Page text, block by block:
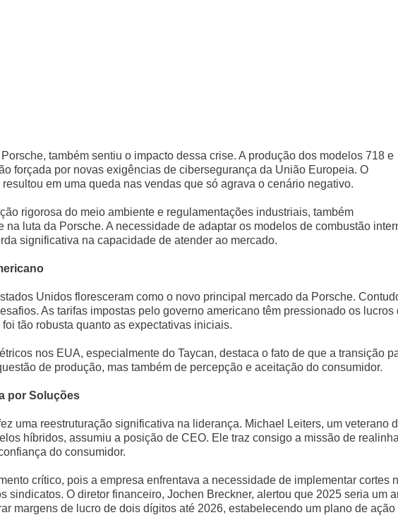
também sentiu o impacto dessa crise. A produção dos modelos 718 e
forçada por novas exigências de cibersegurança da União Europeia. O
em uma queda nas vendas que só agrava o cenário negativo.
rigorosa do meio ambiente e regulamentações industriais, também
na luta da Porsche. A necessidade de adaptar os modelos de combustão
significativa na capacidade de atender ao mercado.
Unidos floresceram como o novo principal mercado da Porsche.
As tarifas impostas pelo governo americano têm pressionado os lucros
tão robusta quanto as expectativas iniciais.
nos EUA, especialmente do Taycan, destaca o fato de que a transição
de produção, mas também de percepção e aceitação do consumidor.
por Soluções
uma reestruturação significativa na liderança. Michael Leiters, um veterano
híbridos, assumiu a posição de CEO. Ele traz consigo a missão de
do consumidor.
crítico, pois a empresa enfrentava a necessidade de implementar cortes
sindicatos. O diretor financeiro, Jochen Breckner, alertou que 2025 seria um
margens de lucro de dois dígitos até 2026, estabelecendo um plano de ação